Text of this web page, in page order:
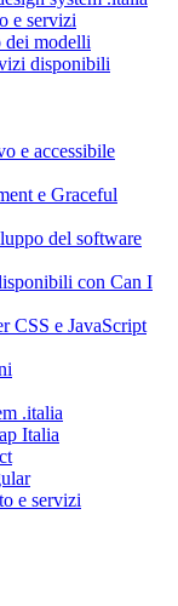
e servizi
dei modelli
disponibili
e accessibile
e Graceful
del software
con Can I
CSS e JavaScript
.italia
Italia
e servizi